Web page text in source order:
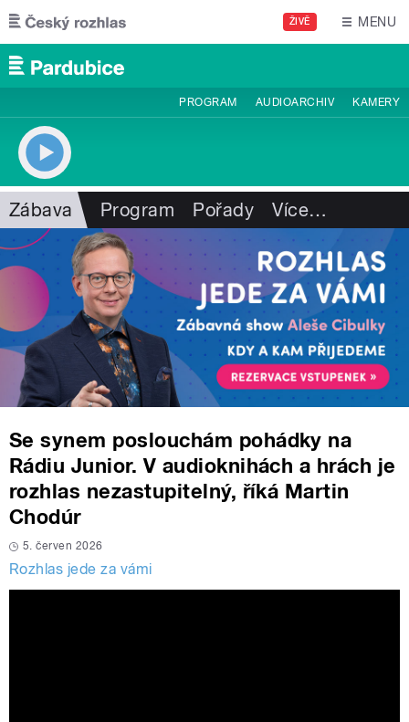
Přejít k hlavnímu obsahu
ŽIVĚ MENU
PROGRAM AUDIOARCHIV KAMERY
Zábava Program Pořady Více…
Se synem poslouchám pohádky na
Rádiu Junior. V audioknihách a hrách je
rozhlas nezastupitelný, říká Martin
Chodúr
5. červen 2026
Rozhlas jede za vámi